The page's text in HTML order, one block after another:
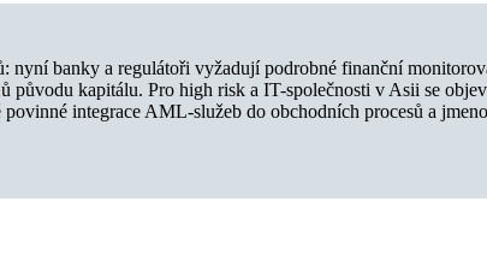
nyní banky a regulátoři vyžadují podrobné finanční
původu kapitálu. Pro high risk a IT-společnosti v Asii se
integrace AML-služeb do obchodních procesů a